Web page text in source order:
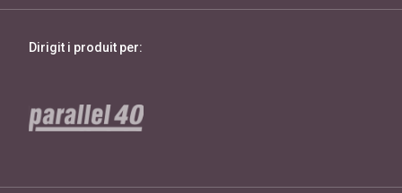
Dirigit i produit per: